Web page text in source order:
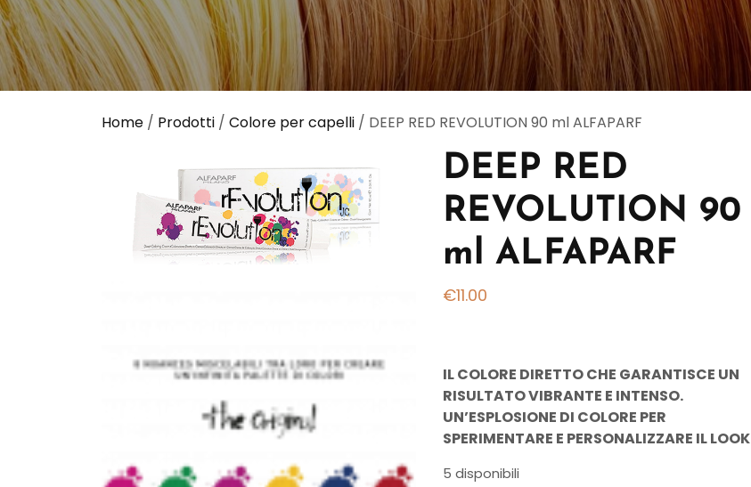
Home / Prodotti / Colore per capelli / DEEP RED REVOLUTION 90 ml ALFAPARF
DEEP RED
REVOLUTION 90
ml ALFAPARF
€11.00
IL COLORE DIRETTO CHE GARANTISCE UN
RISULTATO VIBRANTE E INTENSO.
UN’ESPLOSIONE DI COLORE PER
SPERIMENTARE E PERSONALIZZARE IL LOOK
5 disponibili